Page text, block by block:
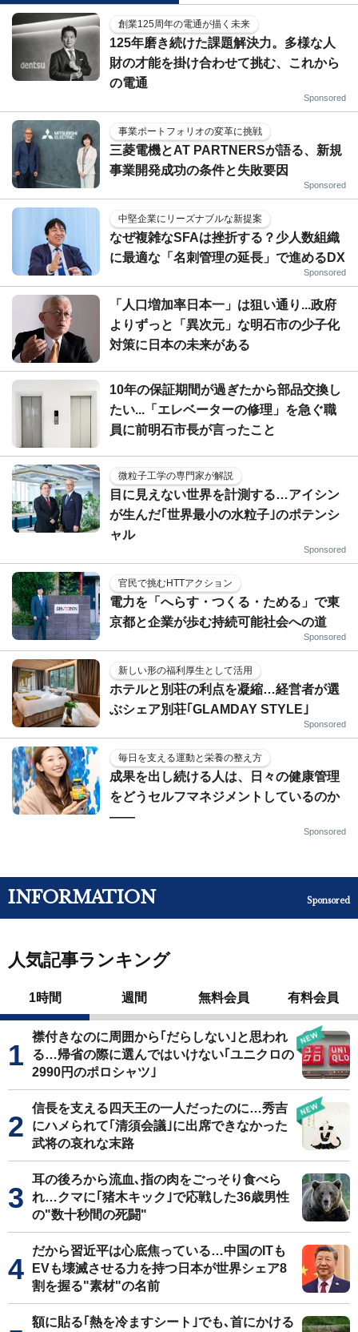
創業125周年の電通が描く未来
125年磨き続けた課題解決力。多様な人
財の才能を掛け合わせて挑む、これから
の電通
Sponsored
事業ポートフォリオの変革に挑戦
三菱電機とAT PARTNERSが語る、新規
事業開発成功の条件と失敗要因
Sponsored
中堅企業にリーズナブルな新提案
なぜ複雑なSFAは挫折する？少人数組織
に最適な「名刺管理の延長」で進めるDX
Sponsored
「人口増加率日本一」は狙い通り...政府
よりずっと「異次元」な明石市の少子化
対策に日本の未来がある
10年の保証期間が過ぎたから部品交換し
たい...「エレベーターの修理」を急ぐ職
員に前明石市長が言ったこと
微粒子工学の専門家が解説
目に見えない世界を計測する…アイシン
が生んだ｢世界最小の水粒子｣のポテンシ
ャル
Sponsored
官民で挑むHTTアクション
電力を「へらす・つくる・ためる」で東
京都と企業が歩む持続可能社会への道
Sponsored
新しい形の福利厚生として活用
ホテルと別荘の利点を凝縮…経営者が選
ぶシェア別荘｢GLAMDAY STYLE｣
Sponsored
毎日を支える運動と栄養の整え方
成果を出し続ける人は、日々の健康管理
をどうセルフマネジメントしているのか
——
Sponsored
INFORMATION Sponsored
人気記事ランキング
1時間 週間 無料会員 有料会員
襟付きなのに周囲から｢だらしない｣と思われ
る…帰省の際に選んではいけない｢ユニクロの
2990円のポロシャツ｣
信長を支える四天王の一人だったのに…秀吉
にハメられて｢清須会議｣に出席できなかった
武将の哀れな末路
耳の後ろから流血､指の肉をごっそり食べら
れ…クマに｢猪木キック｣で応戦した36歳男性
の"数十秒間の死闘"
だから習近平は心底焦っている…中国のITも
EVも壊滅させる力を持つ日本が世界シェア8
割を握る"素材"の名前
額に貼る｢熱を冷ますシート｣でも､首にかける